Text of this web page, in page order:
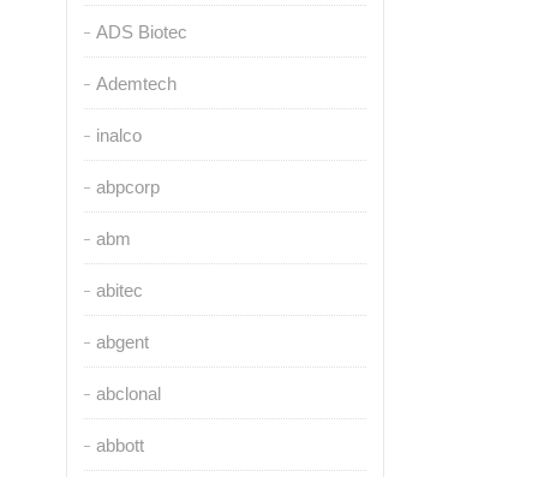
ADS Biotec
Ademtech
inalco
abpcorp
abm
abitec
abgent
abclonal
abbott